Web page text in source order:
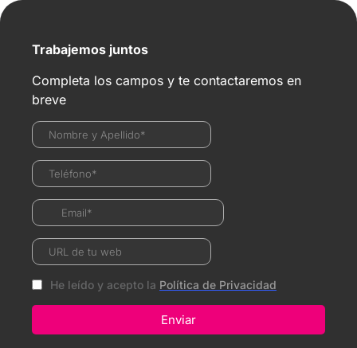
Trabajemos juntos
Completa los campos y te contactaremos en
breve
He leído y acepto la Política de Privacidad
Enviar